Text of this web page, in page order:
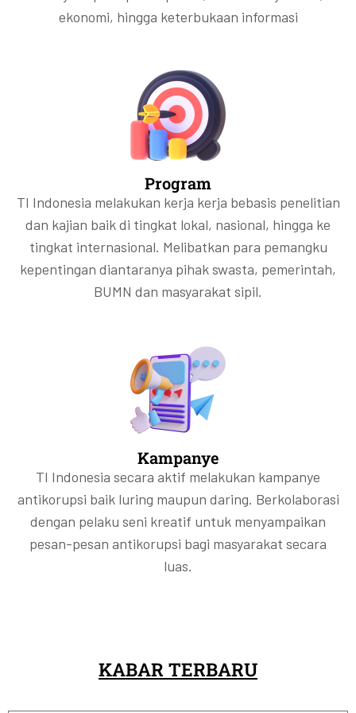
ekonomi, hingga keterbukaan informasi
Program
TI Indonesia melakukan kerja kerja bebasis penelitian
dan kajian baik di tingkat lokal, nasional, hingga ke
tingkat internasional. Melibatkan para pemangku
kepentingan diantaranya pihak swasta, pemerintah,
BUMN dan masyarakat sipil.
Kampanye
TI Indonesia secara aktif melakukan kampanye
antikorupsi baik luring maupun daring. Berkolaborasi
dengan pelaku seni kreatif untuk menyampaikan
pesan-pesan antikorupsi bagi masyarakat secara
luas.
KABAR TERBARU